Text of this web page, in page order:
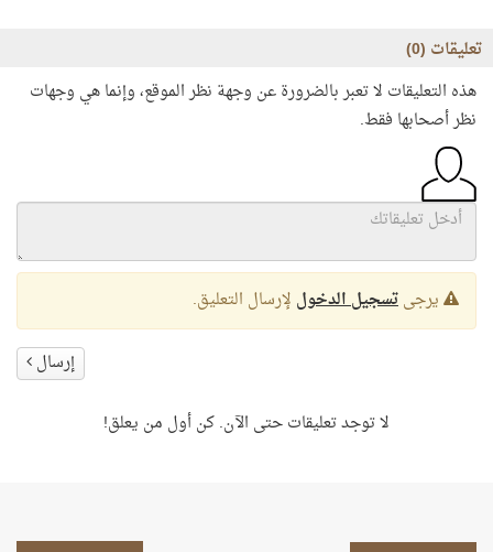
تعليقات (0
)
هذه التعليقات لا تعبر بالضرورة عن وجهة نظر الموقع، وإنما هي وجهات
نظر أصحابها فقط.
يرجىتسجيل الدخول لإرسال التعليق.
إرسال
لا توجد تعليقات حتى الآن. كن أول من يعلق!